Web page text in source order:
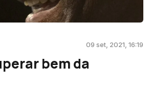
09 set, 2021, 16:19
bem da